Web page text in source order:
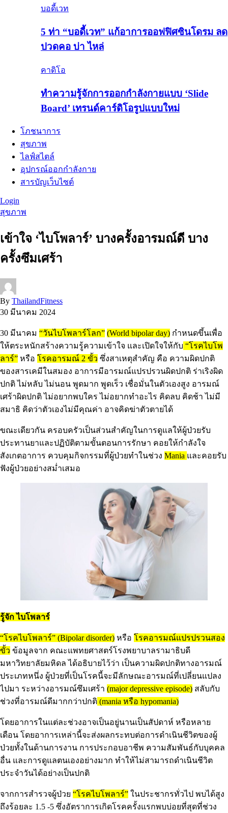
บอดี้เวท
5 ท่า “บอดี้เวท” แก้อาการออฟฟิศซินโดรม ลด
ปวดคอ บ่า ไหล่
คาดิโอ
ทำความรู้จักการออกกำลังกายแบบ ‘Slide
Board’ เทรนด์คาร์ดิโอรูปแบบใหม่
โภชนาการ
สุขภาพ
ไลฟ์สไตล์
อุปกรณ์ออกกำลังกาย
สารบัญเว็บไซต์
Login
สุขภาพ
เข้าใจ ‘ไบโพลาร์’ บางครั้งอารมณ์ดี บาง
ครั้งซึมเศร้า
By ThailandFitness
30 มีนาคม 2024
30 มีนาคม “วันไบโพลาร์โลก” (World bipolar day) กำหนดขึ้นเพื่อ
ให้ตระหนักสร้างความรู้ความเข้าใจ และเปิดใจให้กับ “โรคไบโพ
ลาร์” หรือ โรคอารมณ์ 2 ขั้ว ซึ่งสาเหตุสำคัญ คือ ความผิดปกติ
ของสารเคมีในสมอง อาการมีอารมณ์แปรปรวนผิดปกติ ร่าเริงผิด
ปกติ ไม่หลับ ไม่นอน พูดมาก พูดเร็ว เชื่อมั่นในตัวเองสูง อารมณ์
เศร้าผิดปกติ ไม่อยากพบใคร ไม่อยากทำอะไร คิดลบ คิดช้า ไม่มี
สมาธิ คิดว่าตัวเองไม่มีคุณค่า อาจคิดฆ่าตัวตายได้
ขณะเดียวกัน ครอบครัวเป็นส่วนสำคัญในการดูแลให้ผู้ป่วยรับ
ประทานยาและปฏิบัติตามขั้นตอนการรักษา คอยให้กำลังใจ
สังเกตอาการ ควบคุมกิจกรรมที่ผู้ป่วยทำในช่วง Mania และคอยรับ
ฟังผู้ป่วยอย่างสม่ำเสมอ
รู้จัก ไบโพลาร์
“โรคไบโพลาร์” (Bipolar disorder) หรือ โรคอารมณ์แปรปรวนสอง
ขั้ว ข้อมูลจาก คณะแพทยศาสตร์โรงพยาบาลรามาธิบดี
มหาวิทยาลัยมหิดล ได้อธิบายไว้ว่า เป็นความผิดปกติทางอารมณ์
ประเภทหนึ่ง ผู้ป่วยที่เป็นโรคนี้จะมีลักษณะอารมณ์ที่เปลี่ยนแปลง
ไปมา ระหว่างอารมณ์ซึมเศร้า (major depressive episode) สลับกับ
ช่วงที่อารมณ์ดีมากกว่าปกติ (mania หรือ hypomania)
โดยอาการในแต่ละช่วงอาจเป็นอยู่นานเป็นสัปดาห์ หรือหลาย
เดือน โดยอาการเหล่านี้จะส่งผลกระทบต่อการดำเนินชีวิตของผู้
ป่วยทั้งในด้านการงาน การประกอบอาชีพ ความสัมพันธ์กับบุคคล
อื่น และการดูแลตนเองอย่างมาก ทำให้ไม่สามารถดำเนินชีวิต
ประจำวันได้อย่างเป็นปกติ
จากการสำรวจผู้ป่วย “โรคไบโพลาร์” ในประชากรทั่วไป พบได้สูง
ถึงร้อยละ 1.5 -5 ซึ่งอัตราการเกิดโรคครั้งแรกพบบ่อยที่สุดที่ช่วง